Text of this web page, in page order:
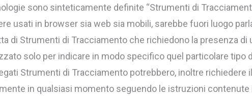
sono sinteticamente definite “Strumenti di
usati in browser sia web sia mobili, sarebbe fuori luogo
di Strumenti di Tracciamento che richiedono la presenza di
solo per indicare in modo specifico quel particolare tipo
Strumenti di Tracciamento potrebbero, inoltre richiedere
in qualsiasi momento seguendo le istruzioni